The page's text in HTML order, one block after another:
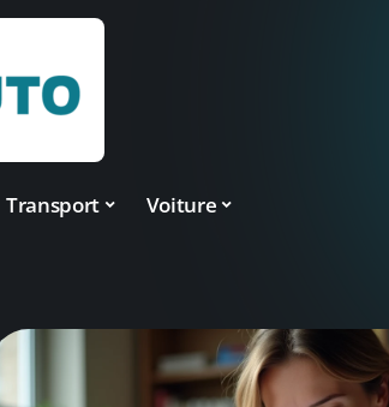
Transport Voiture